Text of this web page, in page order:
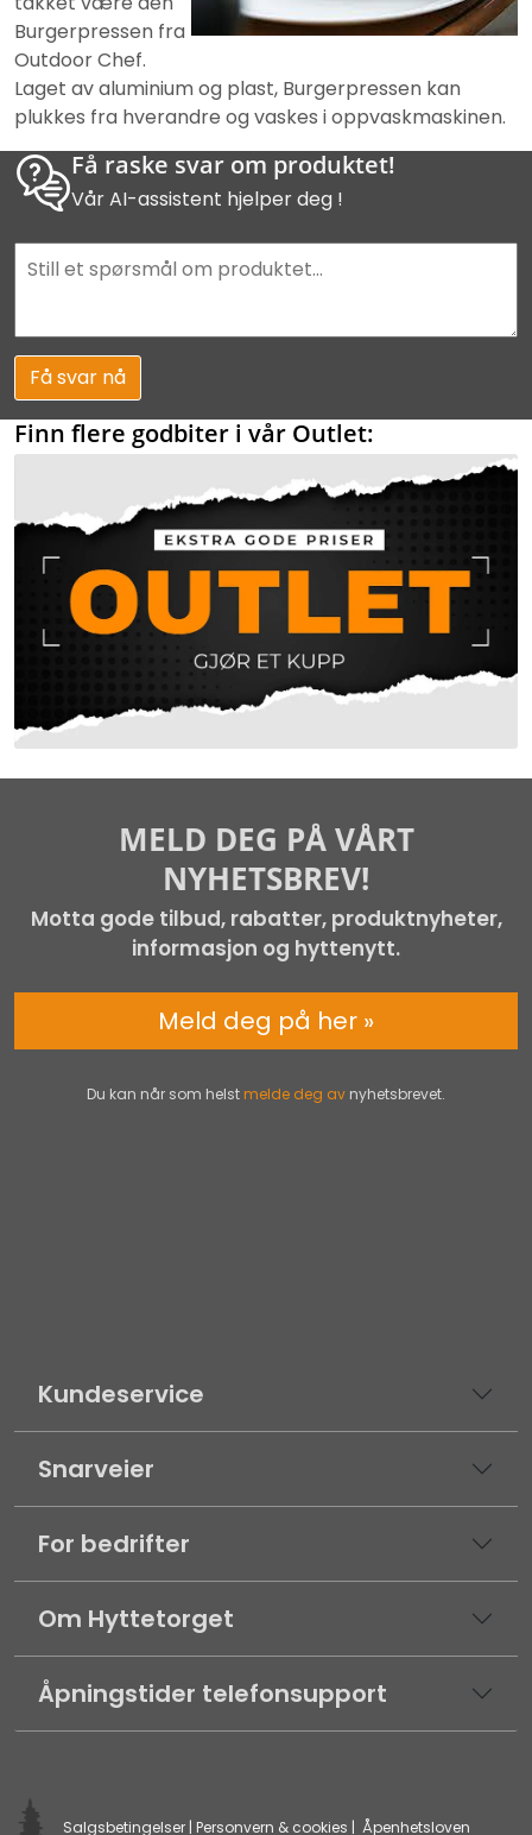
Burgerpressen fra
Outdoor Chef.
Laget av aluminium og plast, Burgerpressen kan
plukkes fra hverandre og vaskes i oppvaskmaskinen.
Få raske svar om produktet!
Vår AI-assistent hjelper deg !
Få svar nå
Finn flere godbiter i vår Outlet:
Kundeservice
Snarveier
For bedrifter
Om Hyttetorget
Åpningstider telefonsupport
Salgsbetingelser| Personvern & cookies | Åpenhetsloven
MELD DEG PÅ VÅRT
NYHETSBREV!
Motta gode tilbud, rabatter, produktnyheter,
informasjon og hyttenytt.
Du kan når som helst melde deg av nyhetsbrevet.
Meld deg på her »